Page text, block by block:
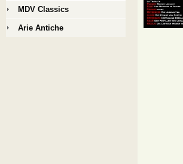
MDV Classics
Arie Antiche